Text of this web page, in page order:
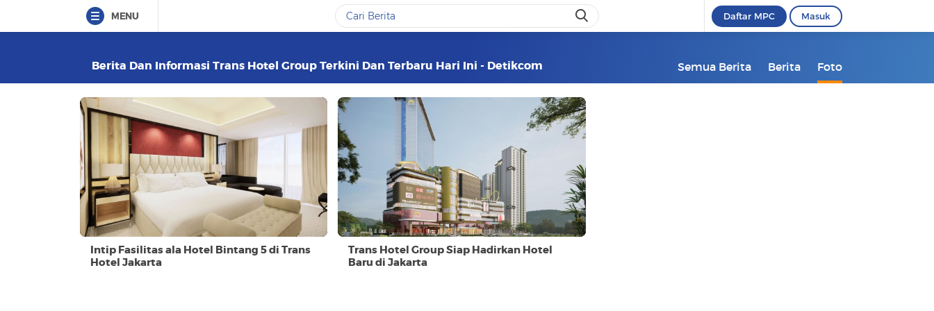
MENU Daftar MPC Masuk
Berita Dan Informasi Trans Hotel Group Terkini Dan Terbaru Hari Ini - Detikcom Semua Berita Berita Foto
Intip Fasilitas ala Hotel Bintang 5 di Trans
Hotel Jakarta
Trans Hotel Group Siap Hadirkan Hotel
Baru di Jakarta